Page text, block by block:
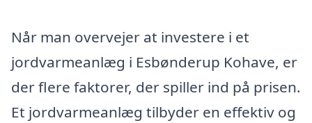
Når man overvejer at investere i et
jordvarmeanlæg i Esbønderup Kohave, er
der flere faktorer, der spiller ind på prisen.
Et jordvarmeanlæg tilbyder en effektiv og